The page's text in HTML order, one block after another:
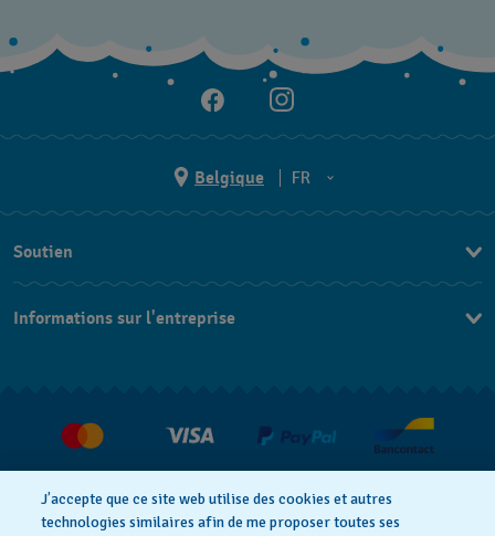
Belgique
FR
NL
Soutien
Conditions De Vente
Droit de rétractation
Informations sur l'entreprise
J’accepte que ce site web utilise des cookies et autres
technologies similaires afin de me proposer toutes ses